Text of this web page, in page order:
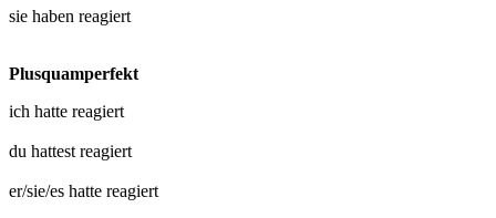
sie haben reagiert
Plusquamperfekt
ich hatte reagiert
du hattest reagiert
er/sie/es hatte reagiert